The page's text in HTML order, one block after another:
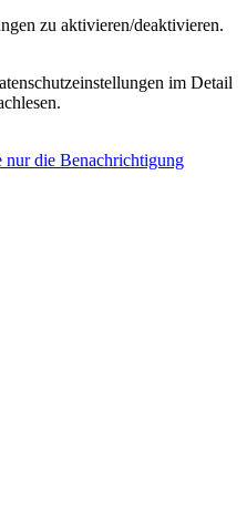
zu aktivieren/deaktivieren.
im Detail
nur die Benachrichtigung